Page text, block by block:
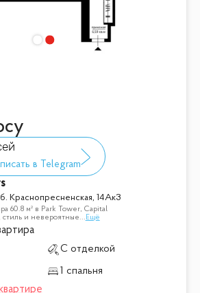
Краснопресненская, 14Ак3
60.8 м² в Park Tower, Capital
и невероятные... Ещё
С отделкой
1 спальня